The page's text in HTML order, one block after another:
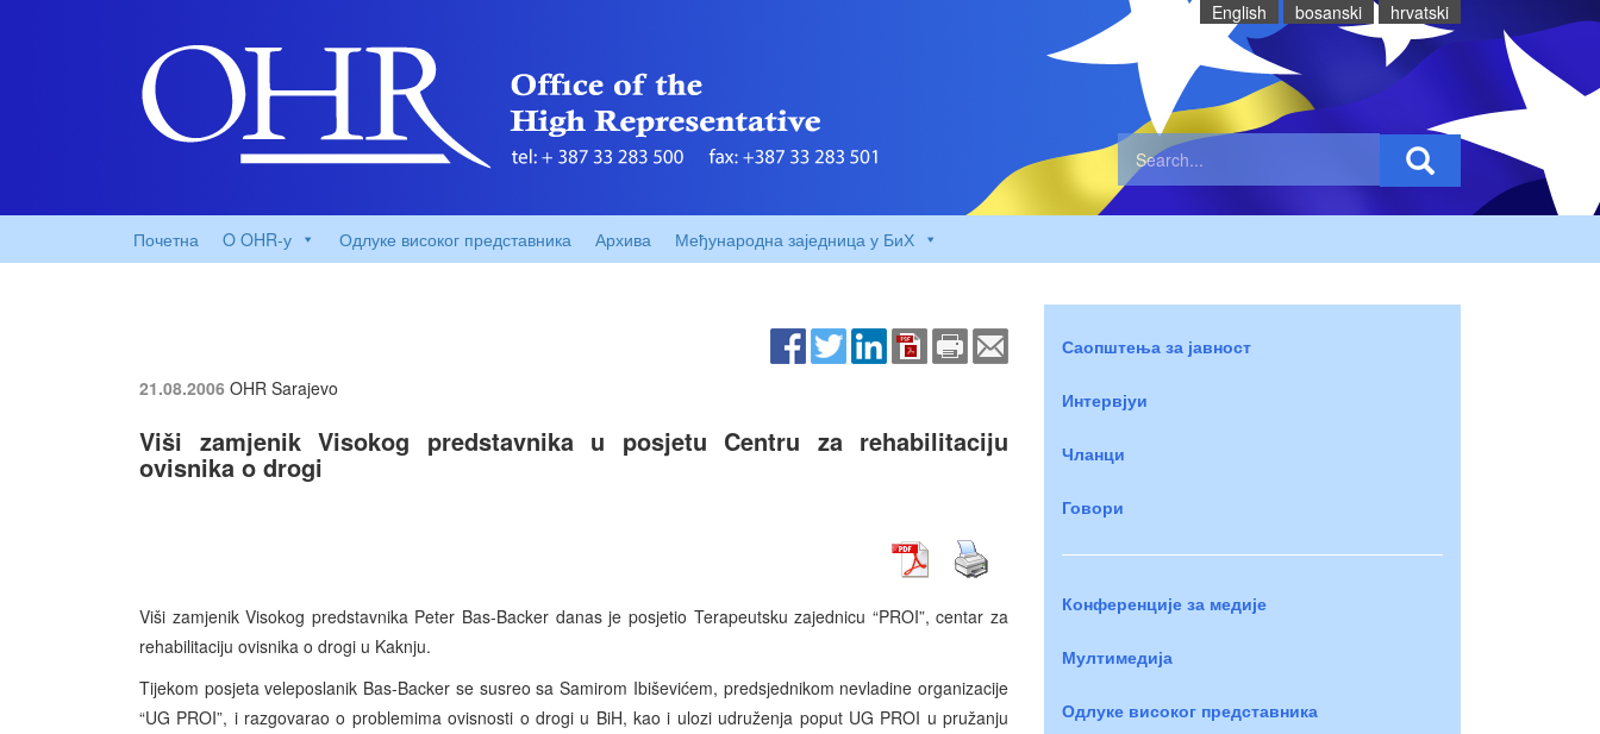
English bosanski hrvatski
Почетна O OHR-у Одлуке високог представника Архива Међународна заједница у БиХ
21.08.2006 OHR Sarajevo
Viši zamjenik Visokog predstavnika u posjetu Centru za rehabilitaciju
ovisnika o drogi
Viši zamjenik Visokog predstavnika Peter Bas-Backer danas je posjetio Terapeutsku zajednicu “PROI”, centar za
rehabilitaciju ovisnika o drogi u Kaknju.
Tijekom posjeta veleposlanik Bas-Backer se susreo sa Samirom Ibiševićem, predsjednikom nevladine organizacije
“UG PROI”, i razgovarao o problemima ovisnosti o drogi u BiH, kao i ulozi udruženja poput UG PROI u pružanju
Саопштења за јавност
Интервјуи
Чланци
Говори
Конференције за медије
Мултимедија
Одлуке високог представника